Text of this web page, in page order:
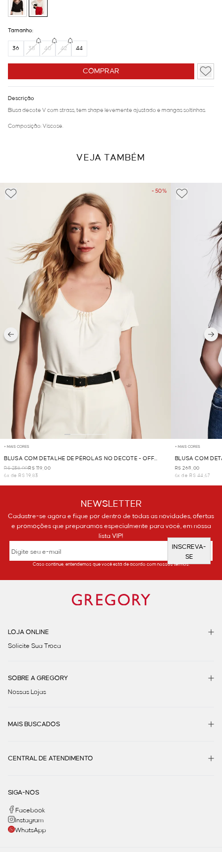
COMPRAR
Tamanho:
36 38 40 42 44
Descrição
Blusa decote V com strass, tem shape levemente ajustado e mangas soltinhas.
Composição: Viscose.
VEJA TAMBÉM
- 50%
+ MAIS CORES
BLUSA COM DETALHE DE PÉROLAS NO DECOTE - OFF
WHITE
R$ 238,00R$ 119,00
6x de R$ 19,83
+ MAIS CORES
BLUSA COM
WHITE
R$ 268,00
6x de R$ 44,67
NEWSLETTER
Cadastre-se agora e fique por dentro de todas as novidades, ofertas
e promoções que preparamos especialmente para você, em nossa
lista VIP!
INSCREVA-
SE
Caso continue, entendemos que você está de acordo com nossos termos.
LOJA ONLINE
Solicite Sua Troca
SOBRE A GREGORY
Nossas Lojas
MAIS BUSCADOS
CENTRAL DE ATENDIMENTO
SIGA-NOS
Facebook
Instagram
WhatsApp